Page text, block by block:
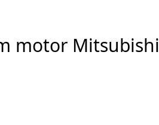
motor Mitsubishi